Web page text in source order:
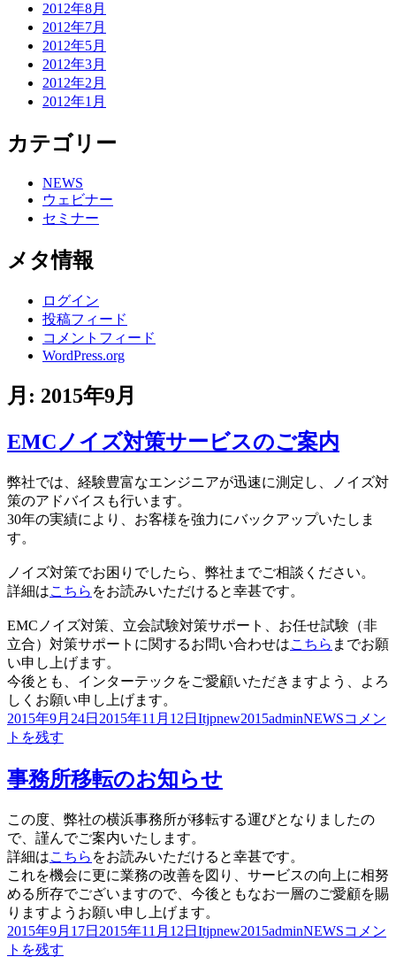
2012年8月
2012年7月
2012年5月
2012年3月
2012年2月
2012年1月
カテゴリー
NEWS
ウェビナー
セミナー
メタ情報
ログイン
投稿フィード
コメントフィード
WordPress.org
月: 2015年9月
EMCノイズ対策サービスのご案内
弊社では、経験豊富なエンジニアが迅速に測定し、ノイズ対
策のアドバイスも行います。
30年の実績により、お客様を強力にバックアップいたしま
す。
ノイズ対策でお困りでしたら、弊社までご相談ください。
詳細はこちら をお読みいただけると幸甚です。
EMCノイズ対策、立会試験対策サポート、お任せ試験（非
立合）対策サポートに関するお問い合わせはこちら までお願
い申し上げます。
今後とも、インターテックをご愛顧いただきますよう、よろ
しくお願い申し上げます。
投
稿
2015年9月24日 2015年11月12日 作
Itjpnew2015adminカ
NEWSEMC
サ
ス
の
案
コメン
トを残す
事務所移転のお知らせ
この度、弊社の横浜事務所が移転する運びとなりましたの
で、謹んでご案内いたします。
詳細はこちら をお読みいただけると幸甚です。
これを機会に更に業務の改善を図り、サービスの向上に相努
める所存でございますので、今後ともなお一層のご愛顧を賜
りますようお願い申し上げます。
投
稿
2015年9月17日 2015年11月12日 作
Itjpnew2015adminカ
NEWS事
コメン
トを残す